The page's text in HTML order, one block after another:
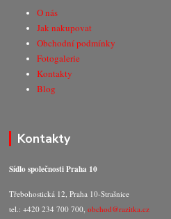
O nás
Jak nakupovat
Obchodní podmínky
Fotogalerie
Kontakty
Blog
Kontakty
Sídlo společnosti Praha 10
Třebohostická 12, Praha 10-Strašnice
tel.: +420 234 700 700,obchod@razitka.cz